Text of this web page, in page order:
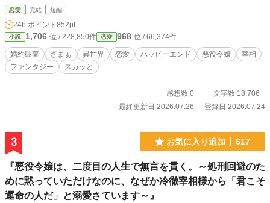
れ者と名高い『氷の宰相』が歩み出て、こう言い放つ。 「殿
いえ、ずっと狙っておりました」 誰にも気づかれないよう隠
してきた彼女の努力を、唯一見抜いていた男の、静かで重す
ぎる溺愛が始まる。 一方、彼女を手放した元婚約者は、じわ
じわと自滅の道を転がり落ちていって――? ざまぁスカッと×
溺愛の、痛快婚約破棄ストーリー！
恋愛 完結 短編
24h.ポイント 852pt
小説 1,706 位 / 228,850件 恋愛 968 位 / 66,374件
婚約破棄 ざまぁ 異世界 恋愛 ハッピーエンド 悪役令嬢
宰相
ファンタジー
スカッと
感想数 0
文字数 18,706
最終更新日 2026.07.26
登録日 2026.07.24
3 お気に入り追加 617
『悪役令嬢は、二度目の人生で無言を貫く。～処刑回避のた
めに黙っていただけなのに、なぜか冷徹宰相様から「君こそ
運命の人だ」と溺愛さています～』